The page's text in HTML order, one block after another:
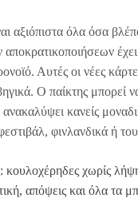
αξιόπιστα όλα όσα
Αυτές οι νέες
Ο παίκτης
κανείς
φινλανδικά ή
κουλοχέρηδες χωρίς
απόψεις και όλα τα